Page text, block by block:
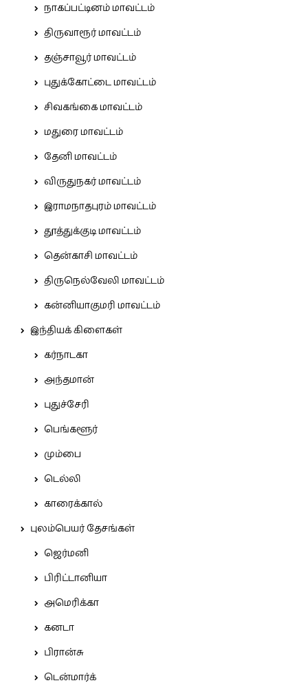
நாகப்பட்டினம் மாவட்டம்
திருவாரூர் மாவட்டம்
தஞ்சாவூர் மாவட்டம்
புதுக்கோட்டை மாவட்டம்
சிவகங்கை மாவட்டம்
மதுரை மாவட்டம்
தேனி மாவட்டம்
விருதுநகர் மாவட்டம்
இராமநாதபுரம் மாவட்டம்
தூத்துக்குடி மாவட்டம்
தென்காசி மாவட்டம்
திருநெல்வேலி மாவட்டம்
கன்னியாகுமரி மாவட்டம்
இந்தியக் கிளைகள்
கர்நாடகா
அந்தமான்
புதுச்சேரி
பெங்களூர்
மும்பை
டெல்லி
காரைக்கால்
புலம்பெயர் தேசங்கள்
ஜெர்மனி
பிரிட்டானியா
அமெரிக்கா
கனடா
பிரான்சு
டென்மார்க்